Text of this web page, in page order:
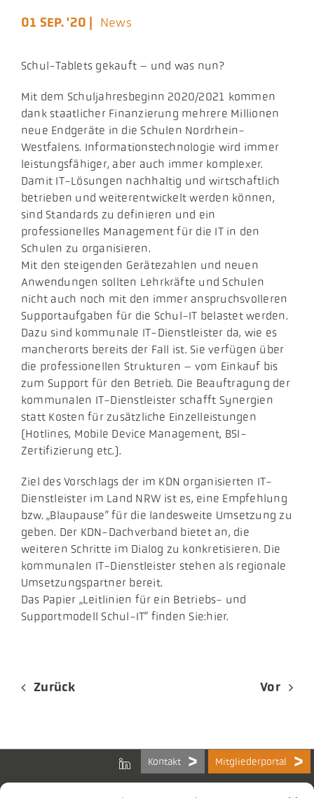
01 SEP. '20 | News
Schul-Tablets gekauft – und was nun?
Mit dem Schuljahresbeginn 2020/2021 kommen
dank staatlicher Finanzierung mehrere Millionen
neue Endgeräte in die Schulen Nordrhein-
Westfalens. Informationstechnologie wird immer
leistungsfähiger, aber auch immer komplexer.
Damit IT-Lösungen nachhaltig und wirtschaftlich
betrieben und weiterentwickelt werden können,
sind Standards zu definieren und ein
professionelles Management für die IT in den
Schulen zu organisieren.
Mit den steigenden Gerätezahlen und neuen
Anwendungen sollten Lehrkräfte und Schulen
nicht auch noch mit den immer anspruchsvolleren
Supportaufgaben für die Schul-IT belastet werden.
Dazu sind kommunale IT-Dienstleister da, wie es
mancherorts bereits der Fall ist. Sie verfügen über
die professionellen Strukturen – vom Einkauf bis
zum Support für den Betrieb. Die Beauftragung der
kommunalen IT-Dienstleister schafft Synergien
statt Kosten für zusätzliche Einzelleistungen
(Hotlines, Mobile Device Management, BSI-
Zertifizierung etc.).
Ziel des Vorschlags der im KDN organisierten IT-
Dienstleister im Land NRW ist es, eine Empfehlung
bzw. „Blaupause” für die landesweite Umsetzung zu
geben. Der KDN-Dachverband bietet an, die
weiteren Schritte im Dialog zu konkretisieren. Die
kommunalen IT-Dienstleister stehen als regionale
Umsetzungspartner bereit.
Das Papier „Leitlinien für ein Betriebs- und
Supportmodell Schul-IT” finden Sie:hier.
Zurück Vor
Kontakt Mitgliederportal